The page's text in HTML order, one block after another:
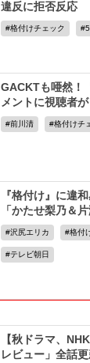
違反に拒否反応
格付けチェック
GACKTも唖然！
メントに視聴者
前川清 格付けチ
『格付け』に違
「かたせ梨乃＆
沢尻エリカ 格付
テレビ朝日
【秋ドラマ、
レビュー」全話更